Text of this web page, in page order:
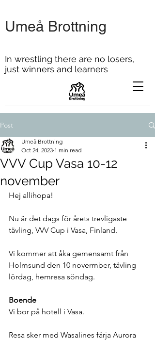
In wrestling there are no losers,
just winners and learners
Umeå Brottning
Post
VVV Cup Vasa 10-12
november
Umeå Brottning
Oct 24, 2023 1 min read
Hej allihopa!
Nu är det dags för årets trevligaste
tävling, VVV Cup i Vasa, Finland.
Vi kommer att åka gemensamt från
Holmsund den 10 novermber, tävling
lördag, hemresa söndag.
Boende
Vi bor på hotell i Vasa.
Resa sker med Wasalines färja Aurora